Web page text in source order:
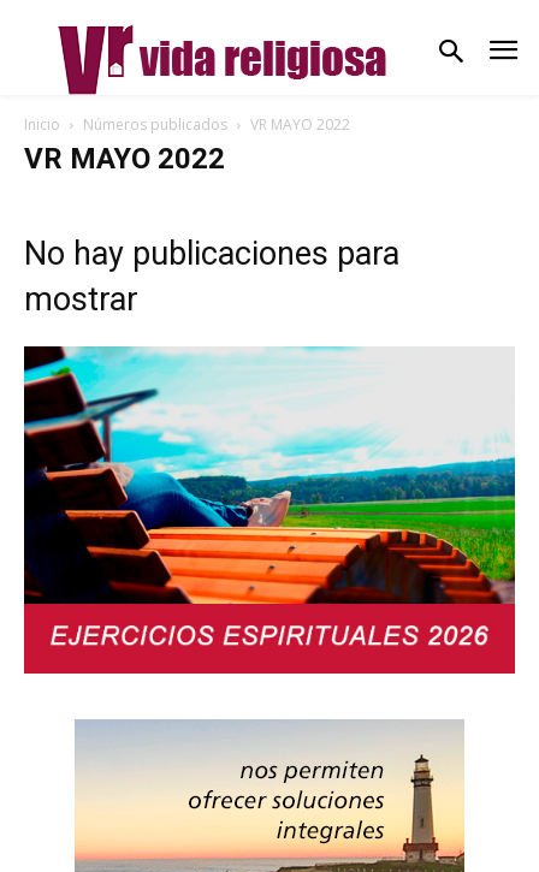
Inicio Números publicados VR MAYO 2022
VR MAYO 2022
No hay publicaciones para
mostrar